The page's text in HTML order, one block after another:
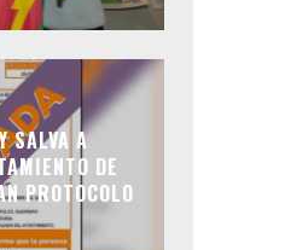
SALVA A
DE
PROTOCOLO